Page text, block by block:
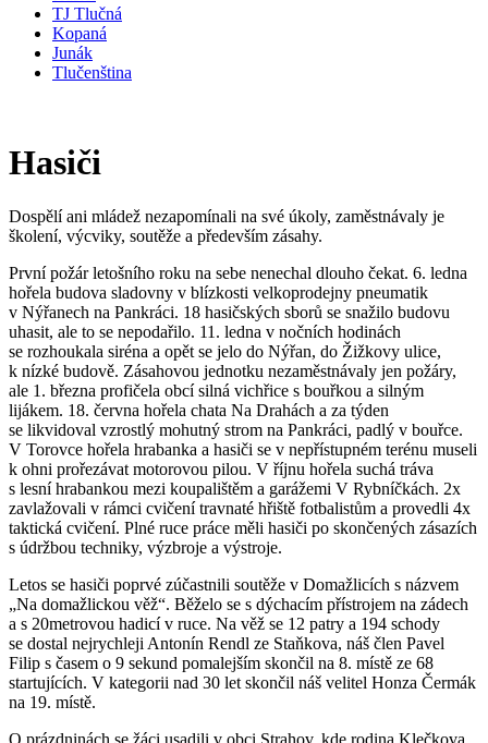
TJ Tlučná
Kopaná
Junák
Tlučenština
Hasiči
Dospělí ani mládež nezapomínali na své úkoly, zaměstnávaly je
školení, výcviky, soutěže a především zásahy.
První požár letošního roku na sebe nenechal dlouho čekat. 6. ledna
hořela budova sladovny v blízkosti velkoprodejny pneumatik
v Nýřanech na Pankráci. 18 hasičských sborů se snažilo budovu
uhasit, ale to se nepodařilo. 11. ledna v nočních hodinách
se rozhoukala siréna a opět se jelo do Nýřan, do Žižkovy ulice,
k nízké budově. Zásahovou jednotku nezaměstnávaly jen požáry,
ale 1. března profičela obcí silná vichřice s bouřkou a silným
lijákem. 18. června hořela chata Na Drahách a za týden
se likvidoval vzrostlý mohutný strom na Pankráci, padlý v bouřce.
V Torovce hořela hrabanka a hasiči se v nepřístupném terénu museli
k ohni prořezávat motorovou pilou. V říjnu hořela suchá tráva
s lesní hrabankou mezi koupalištěm a garážemi V Rybníčkách. 2x
zavlažovali v rámci cvičení travnaté hřiště fotbalistům a provedli 4x
taktická cvičení. Plné ruce práce měli hasiči po skončených zásazích
s údržbou techniky, výzbroje a výstroje.
Letos se hasiči poprvé zúčastnili soutěže v Domažlicích s názvem
„Na domažlickou věž“. Běželo se s dýchacím přístrojem na zádech
a s 20metrovou hadicí v ruce. Na věž se 12 patry a 194 schody
se dostal nejrychleji Antonín Rendl ze Staňkova, náš člen Pavel
Filip s časem o 9 sekund pomalejším skončil na 8. místě ze 68
startujících. V kategorii nad 30 let skončil náš velitel Honza Čermák
na 19. místě.
O prázdninách se žáci usadili v obci Strahov, kde rodina Klečkova